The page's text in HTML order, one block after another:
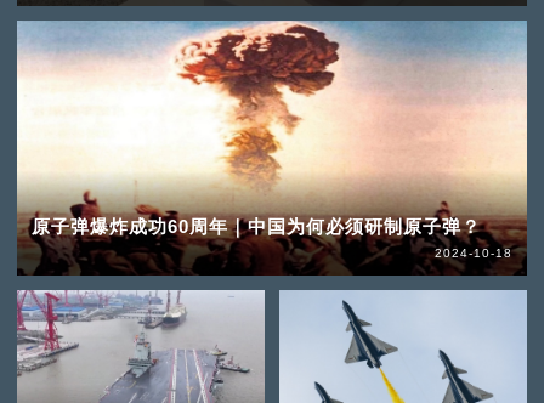
原子弹爆炸成功60周年｜中国为何必须研制原子弹？
2024-10-18